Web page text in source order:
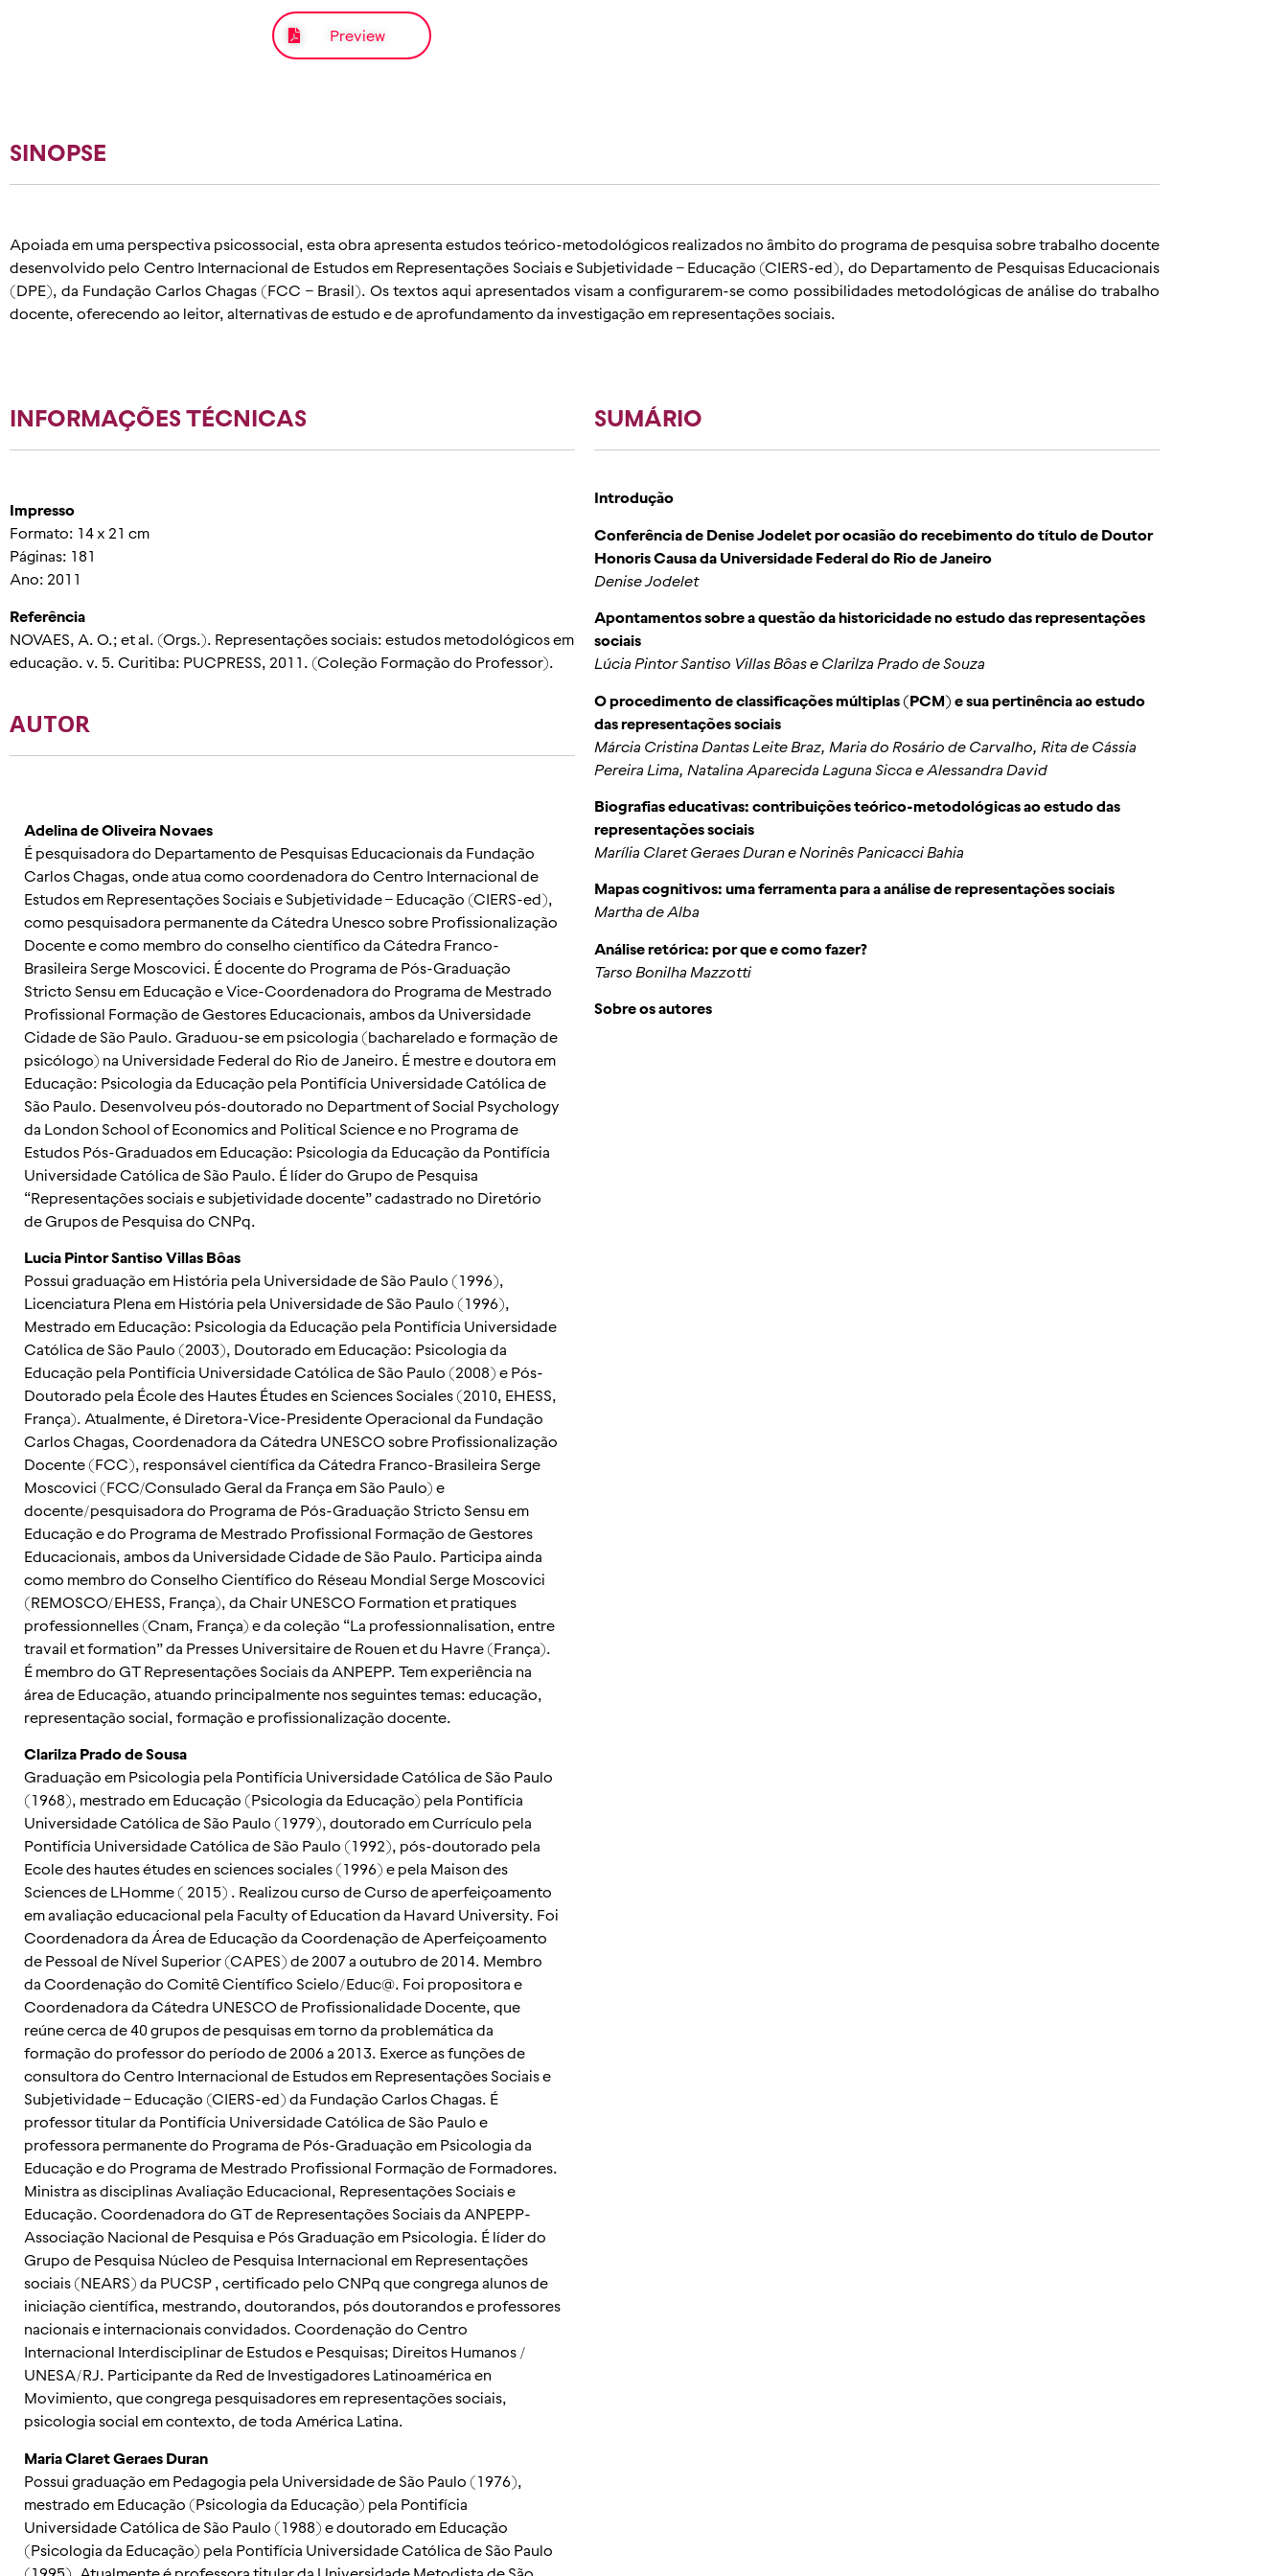
Preview
SINOPSE
Apoiada em uma perspectiva psicossocial, esta obra apresenta estudos teórico-metodológicos realizados no âmbito do programa de pesquisa sobre trabalho docente
desenvolvido pelo Centro Internacional de Estudos em Representações Sociais e Subjetividade – Educação (CIERS-ed), do Departamento de Pesquisas Educacionais
(DPE), da Fundação Carlos Chagas (FCC – Brasil). Os textos aqui apresentados visam a configurarem-se como possibilidades metodológicas de análise do trabalho
docente, oferecendo ao leitor, alternativas de estudo e de aprofundamento da investigação em representações sociais.
INFORMAÇÕES TÉCNICAS
Impresso
Formato: 14 x 21 cm
Páginas: 181
Ano: 2011
Referência
NOVAES, A. O.; et al. (Orgs.). Representações sociais: estudos metodológicos em
educação. v. 5. Curitiba: PUCPRESS, 2011. (Coleção Formação do Professor).
AUTOR
Adelina de Oliveira Novaes
É pesquisadora do Departamento de Pesquisas Educacionais da Fundação
Carlos Chagas, onde atua como coordenadora do Centro Internacional de
Estudos em Representações Sociais e Subjetividade – Educação (CIERS-ed),
como pesquisadora permanente da Cátedra Unesco sobre Profissionalização
Docente e como membro do conselho científico da Cátedra Franco-
Brasileira Serge Moscovici. É docente do Programa de Pós-Graduação
Stricto Sensu em Educação e Vice-Coordenadora do Programa de Mestrado
Profissional Formação de Gestores Educacionais, ambos da Universidade
Cidade de São Paulo. Graduou-se em psicologia (bacharelado e formação de
psicólogo) na Universidade Federal do Rio de Janeiro. É mestre e doutora em
Educação: Psicologia da Educação pela Pontifícia Universidade Católica de
São Paulo. Desenvolveu pós-doutorado no Department of Social Psychology
da London School of Economics and Political Science e no Programa de
Estudos Pós-Graduados em Educação: Psicologia da Educação da Pontifícia
Universidade Católica de São Paulo. É líder do Grupo de Pesquisa
“Representações sociais e subjetividade docente” cadastrado no Diretório
de Grupos de Pesquisa do CNPq.
Lucia Pintor Santiso Villas Bôas
Possui graduação em História pela Universidade de São Paulo (1996),
Licenciatura Plena em História pela Universidade de São Paulo (1996),
Mestrado em Educação: Psicologia da Educação pela Pontifícia Universidade
Católica de São Paulo (2003), Doutorado em Educação: Psicologia da
Educação pela Pontifícia Universidade Católica de São Paulo (2008) e Pós-
Doutorado pela École des Hautes Études en Sciences Sociales (2010, EHESS,
França). Atualmente, é Diretora-Vice-Presidente Operacional da Fundação
Carlos Chagas, Coordenadora da Cátedra UNESCO sobre Profissionalização
Docente (FCC), responsável científica da Cátedra Franco-Brasileira Serge
Moscovici (FCC/Consulado Geral da França em São Paulo) e
docente/pesquisadora do Programa de Pós-Graduação Stricto Sensu em
Educação e do Programa de Mestrado Profissional Formação de Gestores
Educacionais, ambos da Universidade Cidade de São Paulo. Participa ainda
como membro do Conselho Científico do Réseau Mondial Serge Moscovici
(REMOSCO/EHESS, França), da Chair UNESCO Formation et pratiques
professionnelles (Cnam, França) e da coleção “La professionnalisation, entre
travail et formation” da Presses Universitaire de Rouen et du Havre (França).
É membro do GT Representações Sociais da ANPEPP. Tem experiência na
área de Educação, atuando principalmente nos seguintes temas: educação,
representação social, formação e profissionalização docente.
Clarilza Prado de Sousa
Graduação em Psicologia pela Pontifícia Universidade Católica de São Paulo
(1968), mestrado em Educação (Psicologia da Educação) pela Pontifícia
Universidade Católica de São Paulo (1979), doutorado em Currículo pela
Pontifícia Universidade Católica de São Paulo (1992), pós-doutorado pela
Ecole des hautes études en sciences sociales (1996) e pela Maison des
Sciences de LHomme ( 2015) . Realizou curso de Curso de aperfeiçoamento
em avaliação educacional pela Faculty of Education da Havard University. Foi
Coordenadora da Área de Educação da Coordenação de Aperfeiçoamento
de Pessoal de Nível Superior (CAPES) de 2007 a outubro de 2014. Membro
da Coordenação do Comitê Científico Scielo/Educ@. Foi propositora e
Coordenadora da Cátedra UNESCO de Profissionalidade Docente, que
reúne cerca de 40 grupos de pesquisas em torno da problemática da
formação do professor do período de 2006 a 2013. Exerce as funções de
consultora do Centro Internacional de Estudos em Representações Sociais e
Subjetividade – Educação (CIERS-ed) da Fundação Carlos Chagas. É
professor titular da Pontifícia Universidade Católica de São Paulo e
professora permanente do Programa de Pós-Graduação em Psicologia da
Educação e do Programa de Mestrado Profissional Formação de Formadores.
Ministra as disciplinas Avaliação Educacional, Representações Sociais e
Educação. Coordenadora do GT de Representações Sociais da ANPEPP-
Associação Nacional de Pesquisa e Pós Graduação em Psicologia. É líder do
Grupo de Pesquisa Núcleo de Pesquisa Internacional em Representações
sociais (NEARS) da PUCSP , certificado pelo CNPq que congrega alunos de
iniciação científica, mestrando, doutorandos, pós doutorandos e professores
nacionais e internacionais convidados. Coordenação do Centro
Internacional Interdisciplinar de Estudos e Pesquisas; Direitos Humanos /
UNESA/RJ. Participante da Red de Investigadores Latinoamérica en
Movimiento, que congrega pesquisadores em representações sociais,
psicologia social em contexto, de toda América Latina.
Maria Claret Geraes Duran
Possui graduação em Pedagogia pela Universidade de São Paulo (1976),
mestrado em Educação (Psicologia da Educação) pela Pontifícia
Universidade Católica de São Paulo (1988) e doutorado em Educação
(Psicologia da Educação) pela Pontifícia Universidade Católica de São Paulo
SUMÁRIO
Introdução
Conferência de Denise Jodelet por ocasião do recebimento do título de Doutor
Honoris Causa da Universidade Federal do Rio de Janeiro
Denise Jodelet
Apontamentos sobre a questão da historicidade no estudo das representações
sociais
Lúcia Pintor Santiso Villas Bôas e Clarilza Prado de Souza
O procedimento de classificações múltiplas (PCM) e sua pertinência ao estudo
das representações sociais
Márcia Cristina Dantas Leite Braz, Maria do Rosário de Carvalho, Rita de Cássia
Pereira Lima, Natalina Aparecida Laguna Sicca e Alessandra David
Biografias educativas: contribuições teórico-metodológicas ao estudo das
representações sociais
Marília Claret Geraes Duran e Norinês Panicacci Bahia
Mapas cognitivos: uma ferramenta para a análise de representações sociais
Martha de Alba
Análise retórica: por que e como fazer?
Tarso Bonilha Mazzotti
Sobre os autores